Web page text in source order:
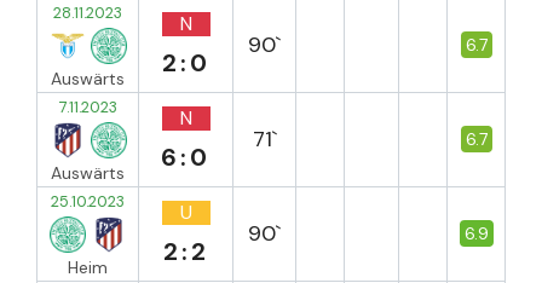
28.11.2023
Auswärts
N
2:0
90` 6.7
7.11.2023
Auswärts
N
6:0
71` 6.7
25.10.2023
Heim
U
2:2
90` 6.9